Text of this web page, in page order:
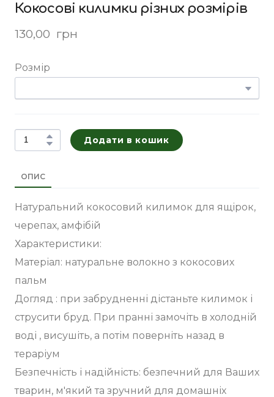
Кокосові килимки різних розмірів
130,00  грн
Розмір
Додати в кошик
ОПИС
Натуральний кокосовий килимок для ящірок,
черепах, амфібій
Характеристики:
Матеріал: натуральне волокно з кокосових
пальм
Догляд : при забрудненні дістаньте килимок і
струсити бруд. При пранні замочіть в холодній
воді , висушіть, а потім поверніть назад в
тераріум
Безпечність і надійність: безпечний для Ваших
тварин, м'який та зручний для домашніх